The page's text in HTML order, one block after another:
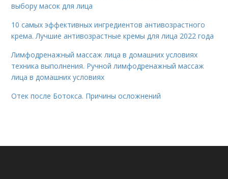
выбору масок для лица
10 самых эффективных ингредиентов антивозрастного
крема. Лучшие антивозрастные кремы для лица 2022 года
Лимфодренажный массаж лица в домашних условиях
техника выполнения. Ручной лимфодренажный массаж
лица в домашних условиях
Отек после Ботокса. Причины осложнений